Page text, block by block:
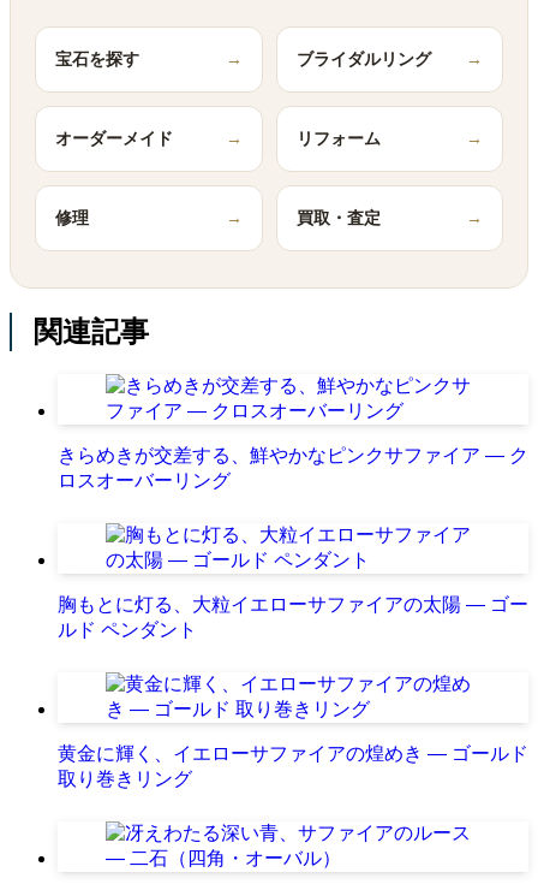
宝石を探す → ブライダルリング →
オーダーメイド → リフォーム →
修理 → 買取・査定 →
関連記事
きらめきが交差する、鮮やかなピンクサファイア ― ク
ロスオーバーリング
胸もとに灯る、大粒イエローサファイアの太陽 ― ゴー
ルド ペンダント
黄金に輝く、イエローサファイアの煌めき ― ゴールド
取り巻きリング